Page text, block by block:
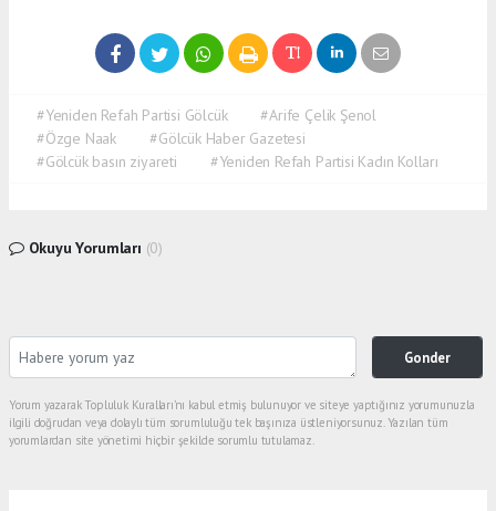
#Yeniden Refah Partisi Gölcük
#Arife Çelik Şenol
#Özge Naak
#Gölcük Haber Gazetesi
#Gölcük basın ziyareti
#Yeniden Refah Partisi Kadın Kolları
Okuyu Yorumları (0)
Gonder
Yorum yazarak Topluluk Kuralları’nı kabul etmiş bulunuyor ve siteye yaptığınız yorumunuzla
ilgili doğrudan veya dolaylı tüm sorumluluğu tek başınıza üstleniyorsunuz. Yazılan tüm
yorumlardan site yönetimi hiçbir şekilde sorumlu tutulamaz.